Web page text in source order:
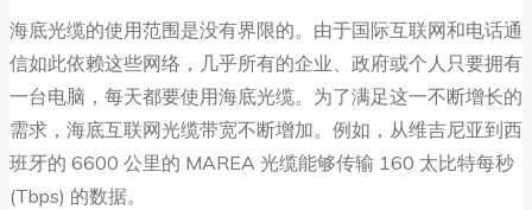
海底光缆的使用范围是没有界限的。由于国际互联网和电话通
信如此依赖这些网络，几乎所有的企业、政府或个人只要拥有
一台电脑，每天都要使用海底光缆。为了满足这一不断增长的
需求，海底互联网光缆带宽不断增加。例如，从维吉尼亚到西
班牙的 6600 公里的 MAREA 光缆能够传输 160 太比特每秒
(Tbps) 的数据。